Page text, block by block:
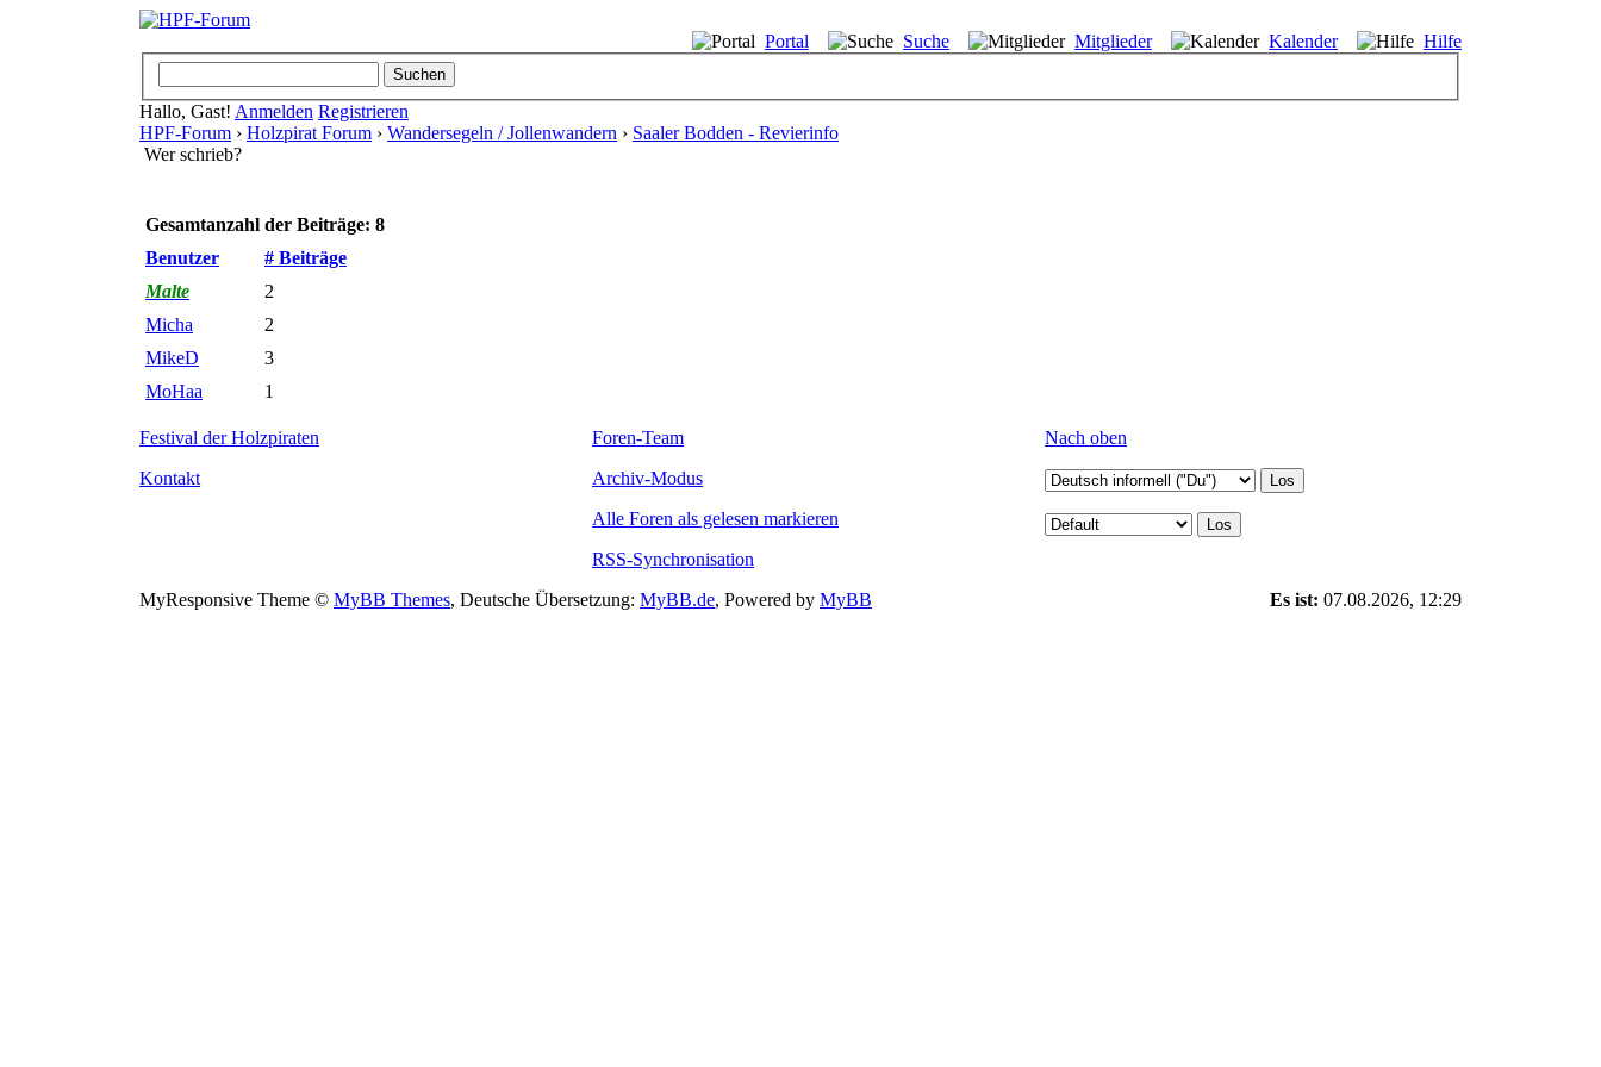
Portal Suche Mitglieder Kalender Hilfe
Hallo, Gast! Anmelden Registrieren
HPF-Forum › Holzpirat Forum › Wandersegeln / Jollenwandern › Saaler Bodden - Revierinfo
Wer schrieb?
Gesamtanzahl der Beiträge: 8
Benutzer
# Beiträge
Malte
2
Micha
2
MikeD
3
MoHaa
1
Festival der Holzpiraten
Kontakt
Foren-Team
Archiv-Modus
Alle Foren als gelesen markieren
RSS-Synchronisation
Nach oben
MyResponsive Theme © MyBB Themes, Deutsche Übersetzung: MyBB.de, Powered by MyBB Es ist: 07.08.2026, 12:29